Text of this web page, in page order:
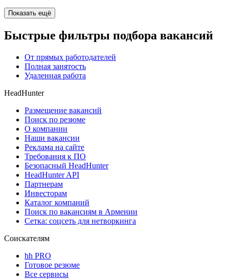
Показать ещё
Быстрые фильтры подбора вакансий
От прямых работодателей
Полная занятость
Удаленная работа
HeadHunter
Размещение вакансий
Поиск по резюме
О компании
Наши вакансии
Реклама на сайте
Требования к ПО
Безопасный HeadHunter
HeadHunter API
Партнерам
Инвесторам
Каталог компаний
Поиск по вакансиям в Армении
Сетка: соцсеть для нетворкинга
Соискателям
hh PRO
Готовое резюме
Все сервисы